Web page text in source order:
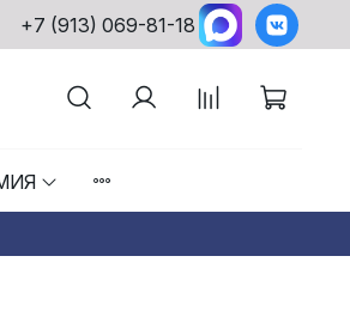
+7 (913) 069-81-18